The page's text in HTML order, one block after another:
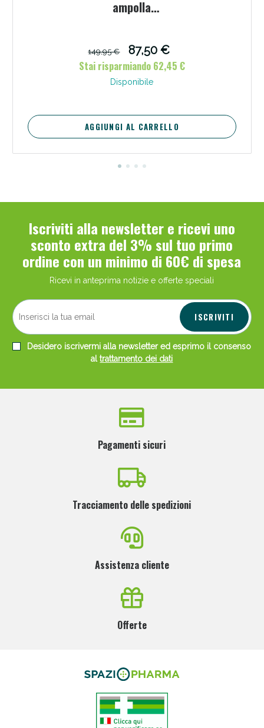
ampolla
149,95 €
87,50 €
Stai risparmiando 62,45 €
Disponibile
AGGIUNGI AL CARRELLO
Iscriviti alla newsletter e ricevi uno
sconto extra del 3% sul tuo primo
ordine con un minimo di 60€ di spesa
Ricevi in anteprima notizie e offerte speciali
ISCRIVITI
Desidero iscrivermi alla newsletter ed esprimo il consenso
altrattamento dei dati
Pagamenti sicuri
Tracciamento delle spedizioni
Assistenza cliente
Offerte
Scopri le offerte di Oggi